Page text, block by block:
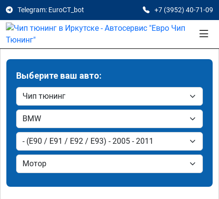
Telegram: EuroCT_bot +7 (3952) 40-71-09
Выберите ваш авто: